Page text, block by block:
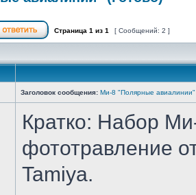
Страница 1 из 1 [ Сообщений: 2 ]
Заголовок сообщения: Ми-8 "Полярные авиалинии"
Кратко: Набор
фототравление
Tamiya.